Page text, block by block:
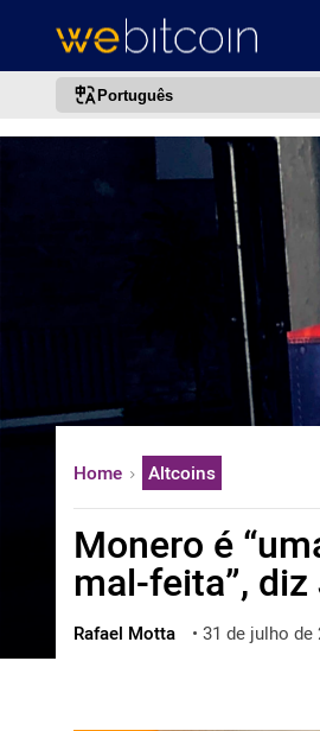
Português
português (BR)
english
italiano
中文
한국어
العربية
ไทย
ქართული
Home Altcoins
Monero é
mal-feita”,
Rafael Motta • 31 de julho de